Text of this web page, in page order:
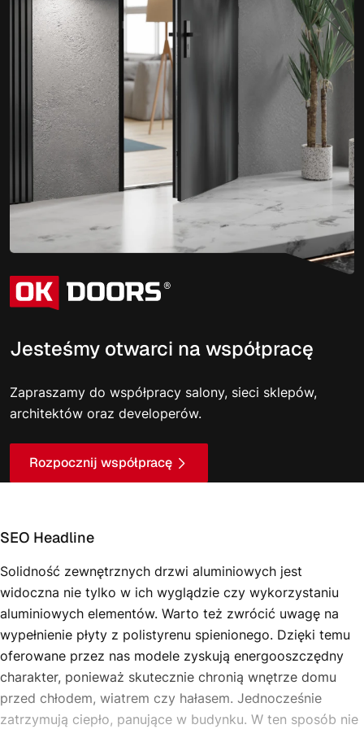
Jesteśmy otwarci na współpracę
Zapraszamy do współpracy salony, sieci sklepów,
architektów oraz developerów.
Rozpocznij współpracę
SEO Headline
Solidność zewnętrznych drzwi aluminiowych jest
widoczna nie tylko w ich wyglądzie czy wykorzystaniu
aluminiowych elementów. Warto też zwrócić uwagę na
wypełnienie płyty z polistyrenu spienionego. Dzięki temu
oferowane przez nas modele zyskują energooszczędny
charakter, ponieważ skutecznie chronią wnętrze domu
przed chłodem, wiatrem czy hałasem. Jednocześnie
zatrzymują ciepło, panujące w budynku. W ten sposób nie